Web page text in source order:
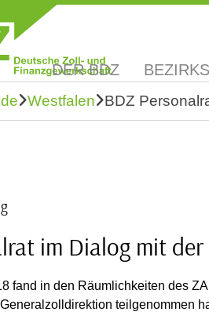
DER BDZ
Westfalen BDZ
im Dialog mit der
fand in den Räumlichkeiten des
teilgenommen